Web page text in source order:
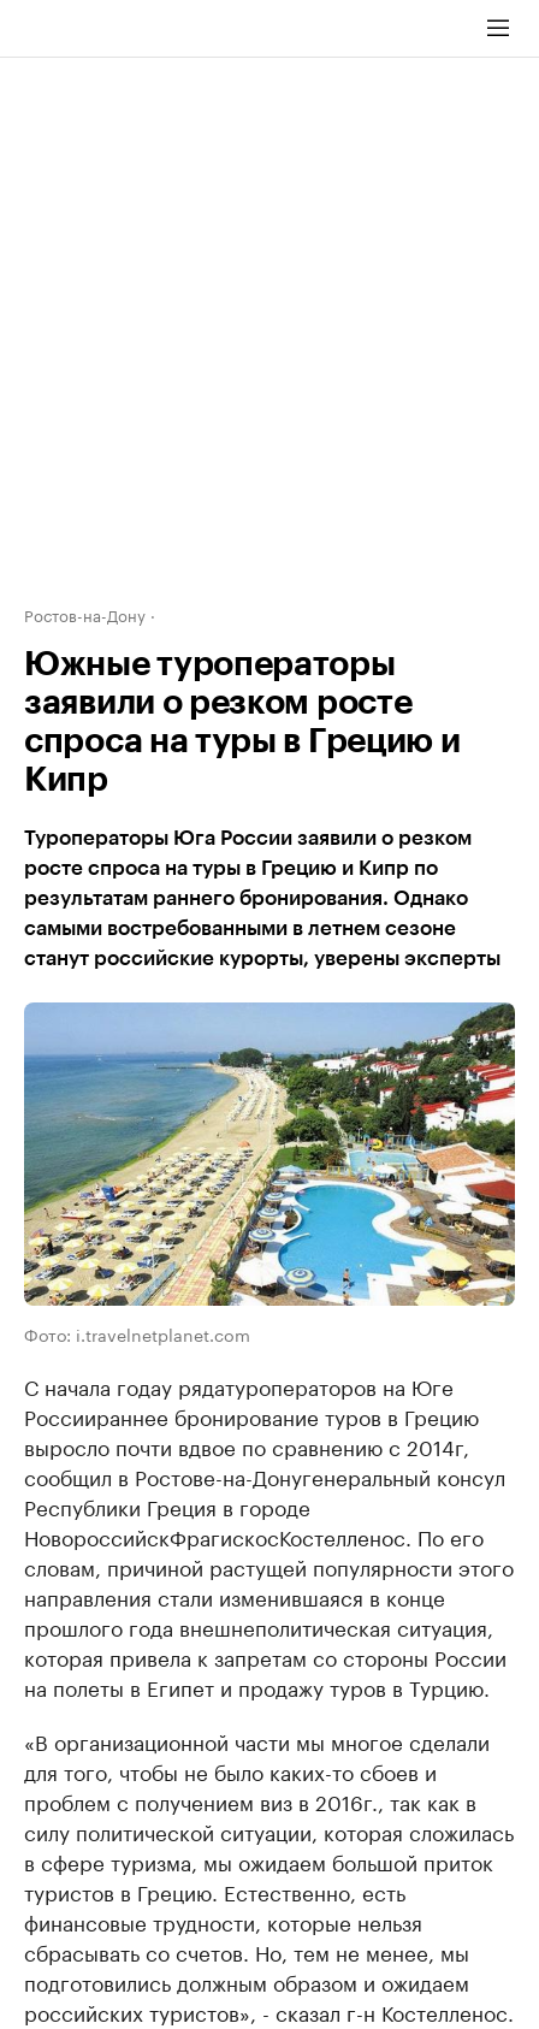
Ростов-на-Дону
Южные туроператоры
заявили о резком росте
спроса на туры в Грецию и
Кипр
Туроператоры Юга России заявили о резком
росте спроса на туры в Грецию и Кипр по
результатам раннего бронирования. Однако
самыми востребованными в летнем сезоне
станут российские курорты, уверены эксперты
Фото: i.travelnetplanet.com
С начала годау рядатуроператоров на Юге
Россиираннее бронирование туров в Грецию
выросло почти вдвое по сравнению с 2014г,
сообщил в Ростове-на-Донугенеральный консул
Республики Греция в городе
НовороссийскФрагискосКостелленос. По его
словам, причиной растущей популярности этого
направления стали изменившаяся в конце
прошлого года внешнеполитическая ситуация,
которая привела к запретам со стороны России
на полеты в Египет и продажу туров в Турцию.
«В организационной части мы многое сделали
для того, чтобы не было каких-то сбоев и
проблем с получением виз в 2016г., так как в
силу политической ситуации, которая сложилась
в сфере туризма, мы ожидаем большой приток
туристов в Грецию. Естественно, есть
финансовые трудности, которые нельзя
сбрасывать со счетов. Но, тем не менее, мы
подготовились должным образом и ожидаем
российских туристов», - сказал г-н Костелленос.